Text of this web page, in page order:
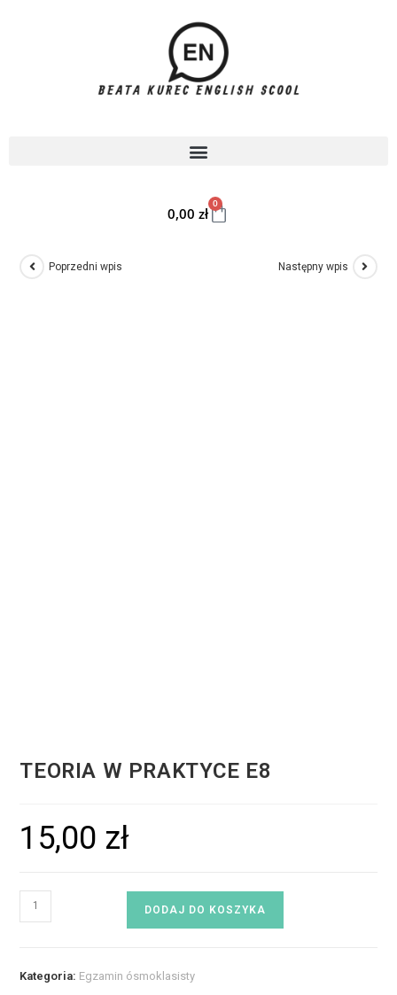
0,00 zł
0
Poprzedni wpis Następny wpis
TEORIA W PRAKTYCE E8
15,00 zł
DODAJ DO KOSZYKA
Kategoria: Egzamin ósmoklasisty